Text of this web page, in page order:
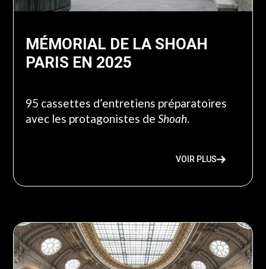
MÉMORIAL DE LA SHOAH
PARIS EN 2025
95 cassettes d’entretiens préparatoires
avec les protagonistes deShoah.
VOIR PLUS